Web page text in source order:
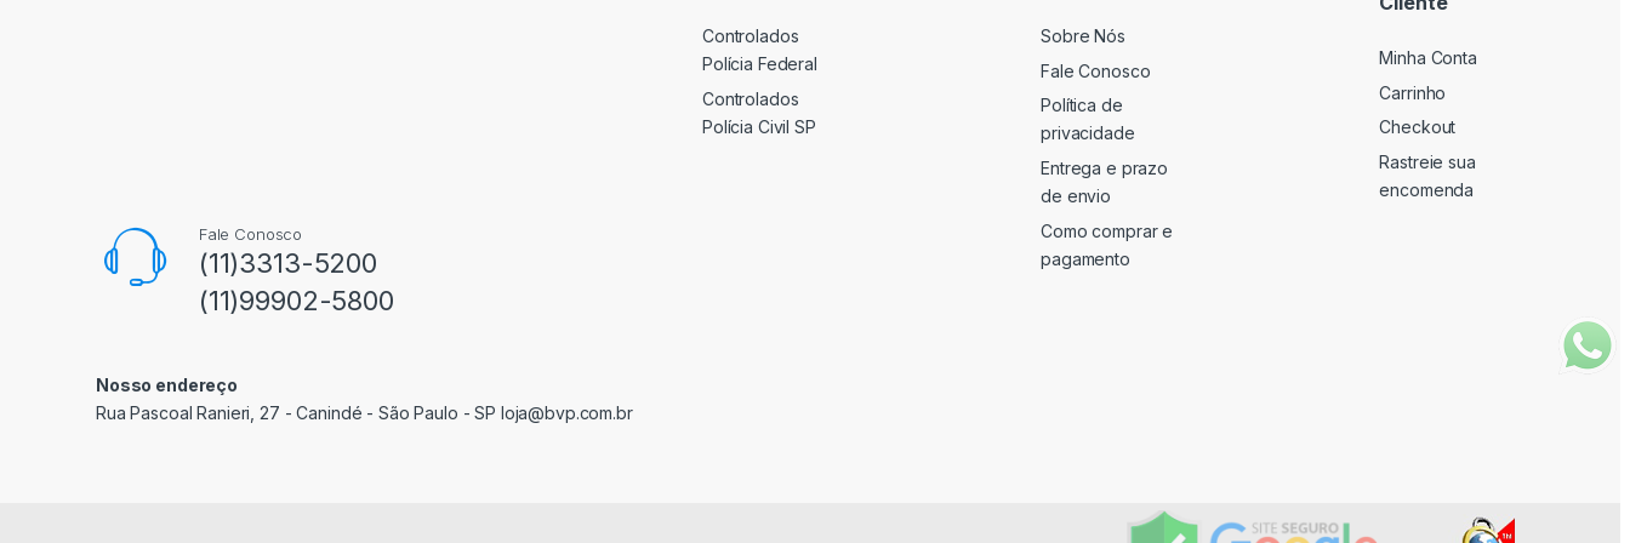
Fale Conosco
(11)3313-5200
(11)99902-5800
Nosso endereço
Rua Pascoal Ranieri, 27 - Canindé - São Paulo - SP loja@bvp.com.br
Controlados
Polícia Federal
Controlados
Polícia Civil SP
Sobre Nós
Fale Conosco
Política de
privacidade
Entrega e prazo
de envio
Como comprar e
pagamento
Minha Conta
Carrinho
Checkout
Rastreie sua
encomenda